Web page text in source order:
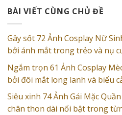
BÀI VIẾT CÙNG CHỦ ĐỀ
Gây sốt 72 Ảnh Cosplay Nữ
bởi ánh mắt trong trẻo và nụ
Ngắm trọn 61 Ảnh Cosplay
bởi đôi mắt long lanh và biểu
Siêu xinh 74 Ảnh Gái Mặc
chân thon dài nổi bật trong